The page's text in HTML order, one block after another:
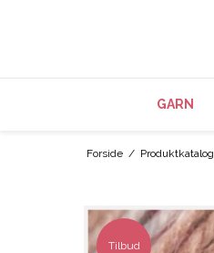
GARN
Forside / Produktkatalog
Tilbud